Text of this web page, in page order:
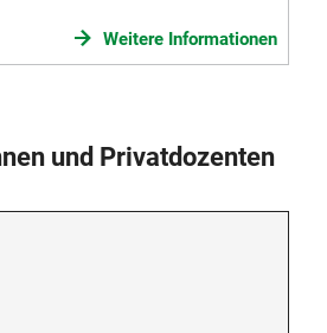
Weitere Informationen
und Privatdozenten